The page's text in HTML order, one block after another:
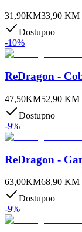
31,90KM33,90 KM
Dostupno
-10%
ReDragon -
47,50KM52,90 KM
Dostupno
-9%
ReDragon -
63,00KM68,90 KM
Dostupno
-9%